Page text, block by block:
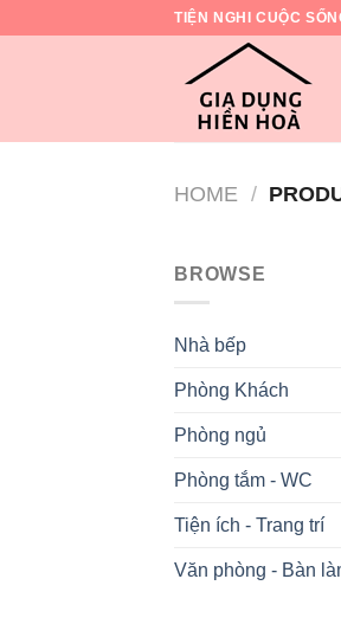
TIỆN NGHI CUỘC
HOME /
BROWSE
Nhà bếp
Phòng Khách
Phòng ngủ
Phòng tắm - WC
Tiện ích - Trang trí
Văn phòng - Bàn